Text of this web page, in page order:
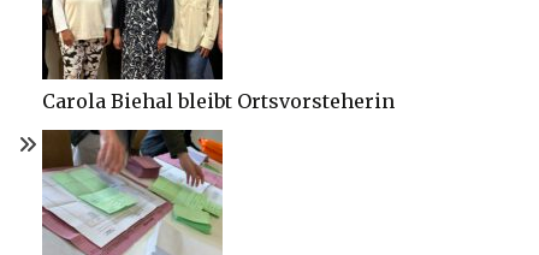
Carola Biehal bleibt Ortsvorsteherin